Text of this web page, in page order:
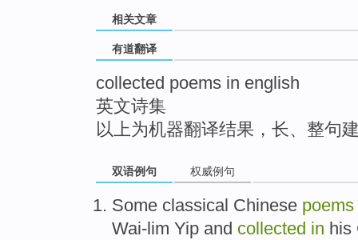
相关文章
有道翻译
collected poems in english
英文诗集
以上为机器翻译结果，长、整句
双语例句 权威例句
Some classical Chinese poems
Wai-lim Yip and collected in his